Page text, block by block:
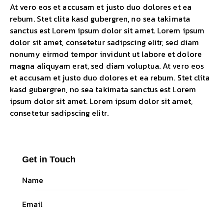
At vero eos et accusam et justo duo dolores et ea
rebum. Stet clita kasd gubergren, no sea takimata
sanctus est Lorem ipsum dolor sit amet. Lorem ipsum
dolor sit amet, consetetur sadipscing elitr, sed diam
nonumy eirmod tempor invidunt ut labore et dolore
magna aliquyam erat, sed diam voluptua. At vero eos
et accusam et justo duo dolores et ea rebum. Stet clita
kasd gubergren, no sea takimata sanctus est Lorem
ipsum dolor sit amet. Lorem ipsum dolor sit amet,
consetetur sadipscing elitr.
Get in Touch